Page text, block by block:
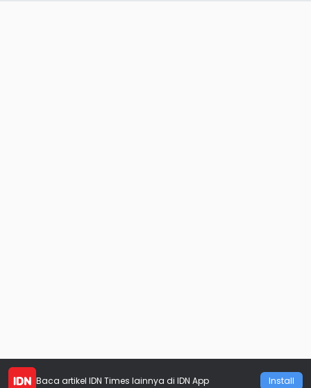
Baca artikel IDN Times lainnya di IDN App Install